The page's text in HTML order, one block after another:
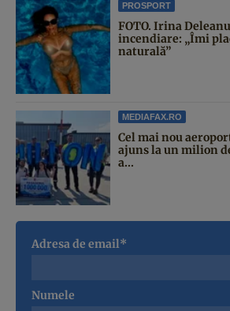
PROSPORT
FOTO. Irina
incendiare: „Îmi
naturală”
MEDIAFAX.RO
Cel mai nou
ajuns la un milion
a...
Adresa de email*
Numele